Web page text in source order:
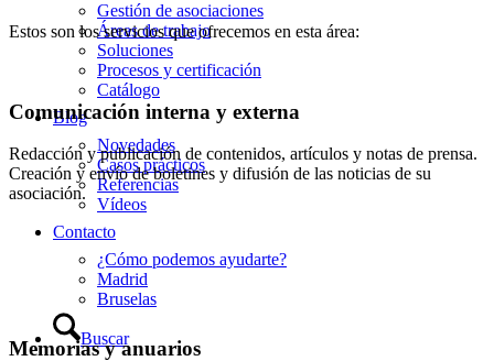
Gestión de asociaciones
Áreas de trabajo
Soluciones
Procesos y certificación
Catálogo
Blog
Novedades
Casos prácticos
Referencias
Vídeos
Contacto
¿Cómo podemos ayudarte?
Madrid
Bruselas
Buscar
Estos son los servicios que ofrecemos en esta área:
Comunicación interna y externa
Redacción y publicación de contenidos, artículos y notas de prensa.
Creación y envío de boletines y difusión de las noticias de su
asociación.
Memorias y anuarios